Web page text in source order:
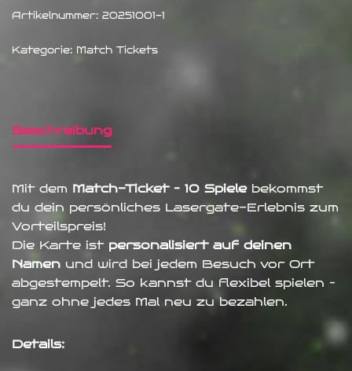
Artikelnummer: 20251001-1
Kategorie: Match Tickets
Beschreibung
Mit dem Match-Ticket – 10 Spielebekommst
du dein persönliches Lasergate-Erlebnis zum
Vorteilspreis!
Die Karte ist personalisiert auf deinen
Namen und wird bei jedem Besuch vor Ort
abgestempelt. So kannst du flexibel spielen –
ganz ohne jedes Mal neu zu bezahlen.
Details: